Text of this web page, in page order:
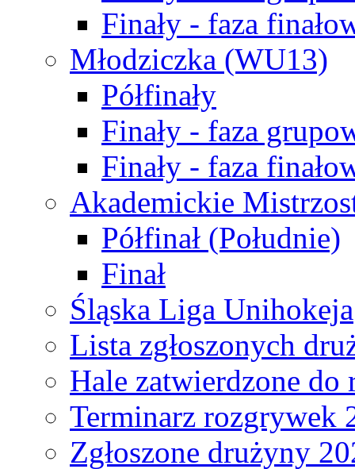
Finały - faza
Młodziczka (WU13)
Półfinały
Finały - faza
Finały - faza
Akademickie
Półfinał (Południe)
Finał
Śląska Liga Unihokeja
Lista zgłoszonych
Hale zatwierdzone do
Terminarz rozgrywek
Zgłoszone drużyny